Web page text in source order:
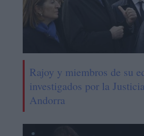
Rajoy y miembros de su
investigados por la
Andorra